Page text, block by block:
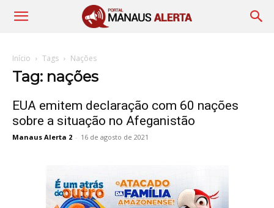
Início Tags Nações
Tag: nações
EUA emitem declaração com 60 nações
sobre a situação no Afeganistão
Manaus Alerta 2 - 16 de agosto de 2021